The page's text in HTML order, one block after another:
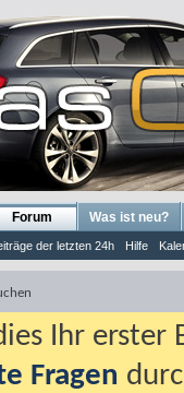
Forum
der letzten 24h Hilfe
Was ist neu?
Ihr erster
Fragen